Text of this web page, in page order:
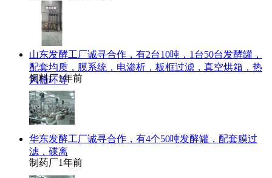
山东发酵工厂诚寻合作，有2台10吨，1台50台发酵罐，
配套均质，膜系统，电渗析，板框过滤，真空烘箱，热
风循环等
饲料厂1年前
华东发酵工厂诚寻合作，有4个50吨发酵罐，配套膜过
滤，碟离
制药厂1年前